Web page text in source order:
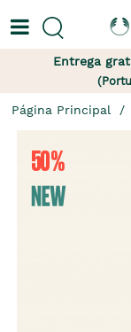
Entrega
Página Principal